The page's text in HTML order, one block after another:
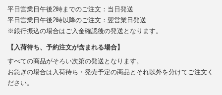
平日営業日午後2時までのご注文：当日発送
平日営業日午後2時以降のご注文：翌営業日発送
※銀行振込の場合はご入金確認後の発送となります。
【入荷待ち、予約注文が含まれる場合】
すべての商品がそろい次第の発送となります。
お急ぎの場合は入荷待ち・発売予定の商品とそれ以外を分けてご注文く
ださい。